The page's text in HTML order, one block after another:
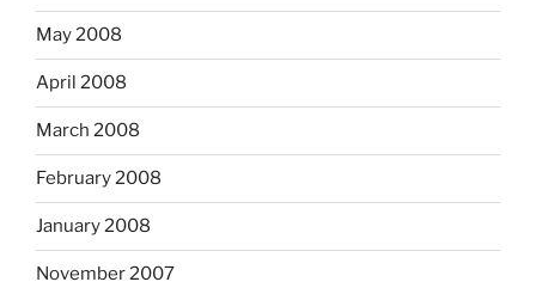
May 2008
April 2008
March 2008
February 2008
January 2008
November 2007